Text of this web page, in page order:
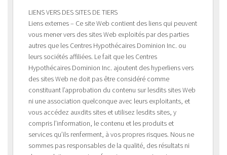
LIENS VERS DES SITES DE TIERS
Liens externes – Ce site Web contient des liens qui peuvent
vous mener vers des sites Web exploités par des parties
autres que les Centres Hypothécaires Dominion Inc. ou
leurs sociétés affiliées. Le fait que les Centres
Hypothécaires Dominion Inc. ajoutent des hyperliens vers
des sites Web ne doit pas être considéré comme
constituant l’approbation du contenu sur lesdits sites Web
ni une association quelconque avec leurs exploitants, et
vous accédez auxdits sites et utilisez lesdits sites, y
compris l’information, le contenu et les produits et
services qu’ils renferment, à vos propres risques. Nous ne
sommes pas responsables de la qualité, des résultats ni